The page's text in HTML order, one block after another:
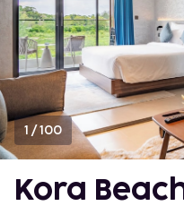
1 /100
Kora